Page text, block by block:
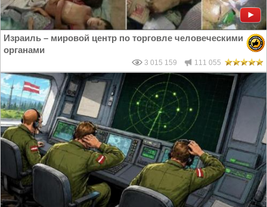
Израиль – мировой центр по торговле человеческими
органами
3 015 159 111 055